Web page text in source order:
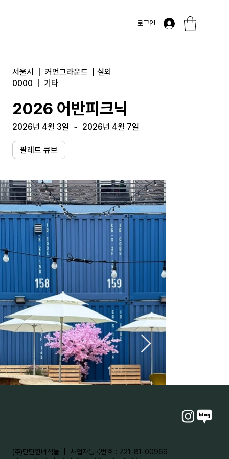
로그인
서울시 커먼그라운드
실외
0000
기타
2026 어반피크닉
2026년 4월 3일 ~ 2026년 4월 7일
팔레트 큐브
​(주)만만한녀석들 | 사업자등록번호 : 721-81-00969